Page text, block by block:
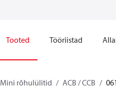
Tooted Tööriistad
Mini rõhulülitid ACB / CCB